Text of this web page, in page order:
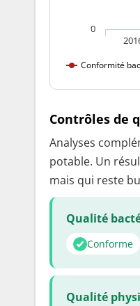
Conformité
0
Contrôles de
Analyses
potable. Un
mais qui reste
Qualité
Conforme
Qualité